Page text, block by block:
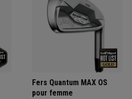
Fers Quantum MAX OS
pour femme